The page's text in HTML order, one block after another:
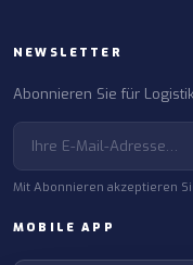
NEWSLETTER
Abonnieren Sie für
Mit Abonnieren akzeptieren
MOBILE APP